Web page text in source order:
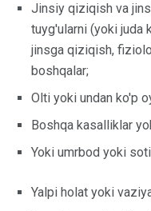
Jinsiy qiziqish va
tuyg'ularni (yoki juda
jinsga qiziqish,
boshqalar;
Olti yoki undan ko'p
Boshqa kasalliklar
Yoki umrbod yoki
Yalpi holat yoki